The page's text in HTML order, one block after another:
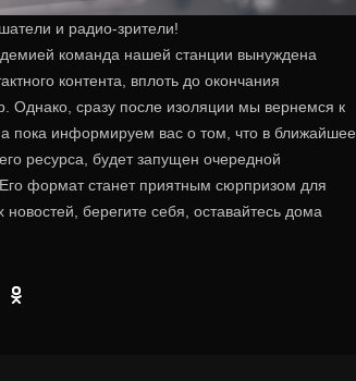
и радио-зрители!
команда нашей станции вынуждена
контента, вплоть до окончания
Однако, сразу после изоляции мы вернемся к
информируем вас о том, что в ближайшее
ресурса, будет запущен очередной
формат станет приятным сюрпризом для
берегите себя, оставайтесь дома
Twitter